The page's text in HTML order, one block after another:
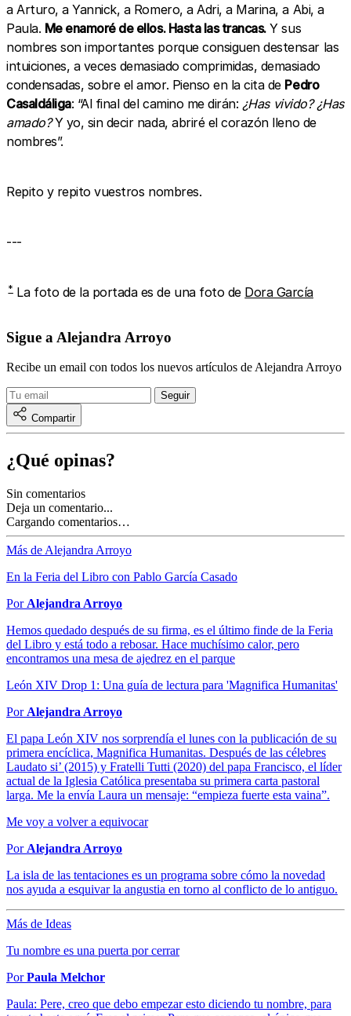
a Arturo, a Yannick, a Romero, a Adri, a Marina, a Abi, a
Paula. Me enamoré de ellos. Hasta las trancas.Y sus
nombres son importantes porque consiguen destensar las
intuiciones, a veces demasiado comprimidas, demasiado
condensadas, sobre el amor. Pienso en la cita de Pedro
Casaldáliga: “Al final del camino me dirán: ¿Has vivido? ¿Has
amado?Y yo, sin decir nada, abriré el corazón lleno de
nombres”.
Repito y repito vuestros nombres.
---
*La foto de la portada es de una foto de Dora García
Sigue a Alejandra Arroyo
Recibe un email con todos los nuevos artículos de Alejandra Arroyo
Compartir
¿Qué opinas?
Sin comentarios
Deja un comentario...
Cargando comentarios…
Más de Alejandra Arroyo
En la Feria del Libro con Pablo García Casado
Por Alejandra Arroyo
Hemos quedado después de su firma, es el último finde de la Feria
del Libro y está todo a rebosar. Hace muchísimo calor, pero
encontramos una mesa de ajedrez en el parque
León XIV Drop 1: Una guía de lectura para 'Magnifica Humanitas'
Por Alejandra Arroyo
El papa León XIV nos sorprendía el lunes con la publicación de su
primera encíclica, Magnifica Humanitas. Después de las célebres
Laudato si’ (2015) y Fratelli Tutti (2020) del papa Francisco, el líder
actual de la Iglesia Católica presentaba su primera carta pastoral
larga. Me la envía Laura un mensaje: “empieza fuerte esta vaina”.
Me voy a volver a equivocar
Por Alejandra Arroyo
La isla de las tentaciones es un programa sobre cómo la novedad
nos ayuda a esquivar la angustia en torno al conflicto de lo antiguo.
Más de Ideas
Tu nombre es una puerta por cerrar
PorPaula Melchor
Paula: Pere, creo que debo empezar esto diciendo tu nombre, para